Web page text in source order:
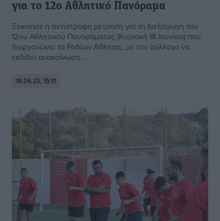
για το 12ο Αθλητικό Πανόραμα
Ξεκίνησε η αντίστροφη μέτρηση για τη διεξαγωγή του
12ου Αθλητικού Πανοράματος (Κυριακή 18 Ιουνίου) που
διοργανώνει το Ροδίων Άθλησις, με τον σύλλογο να
εκδίδει ανακοίνωση ...
14.06.23, 15:11